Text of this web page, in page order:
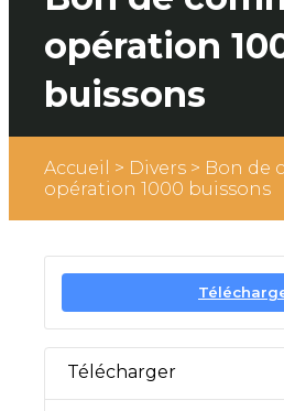
opération
buissons
Accueil > Divers > Bon de
opération 1000 buissons
Télécharger